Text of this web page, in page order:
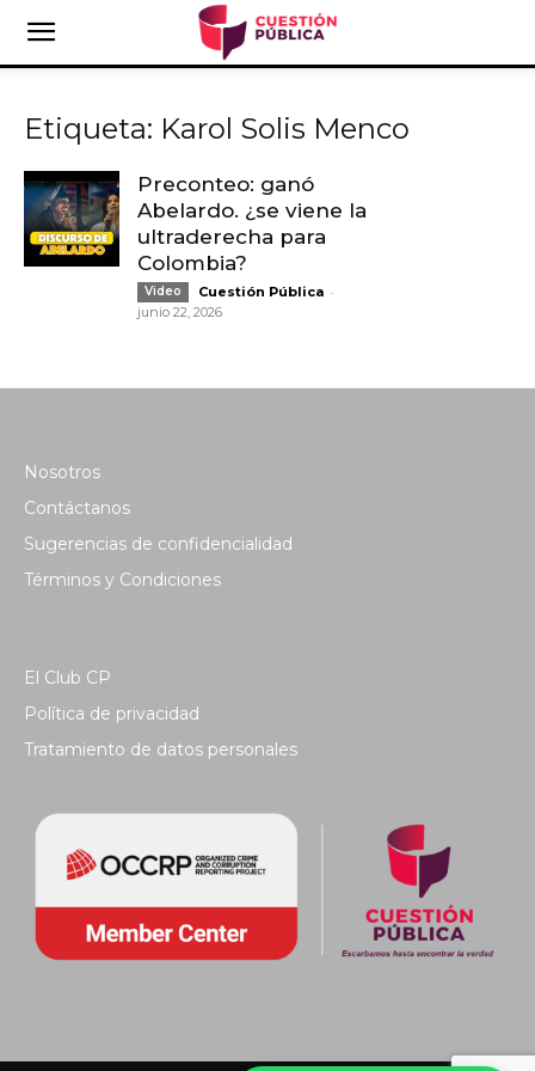
Etiqueta: Karol Solis Menco
Preconteo: ganó
Abelardo. ¿se viene la
ultraderecha para
Colombia?
Video Cuestión Pública -
junio 22, 2026
Nosotros
Contáctanos
Sugerencias de confidencialidad
Términos y Condiciones
El Club CP
Política de privacidad
Tratamiento de datos personales